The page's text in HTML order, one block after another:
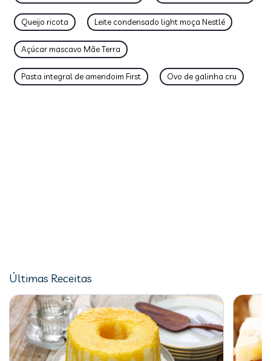
Queijo ricota Leite condensado light moça Nestlé
Açúcar mascavo Mãe Terra
Pasta integral de amendoim First Ovo de galinha cru
Últimas Receitas